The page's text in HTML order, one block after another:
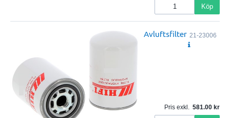
Köp
Avluftsfilter 21-23006
Pris exkl. 581.00